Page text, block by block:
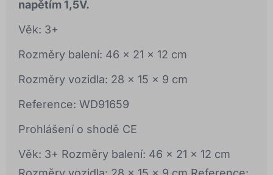
napětím 1,5V.
Věk: 3+
Rozměry balení: 46 x 21 x 12 cm
Rozměry vozidla: 28 x 15 x 9 cm
Reference: WD91659
Prohlášení o shodě CE
Věk: 3+ Rozměry balení: 46 x 21 x 12 cm